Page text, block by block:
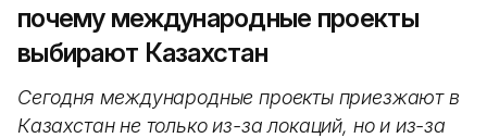
почему международные проекты
выбирают Казахстан
Сегодня международные проекты приезжают в
Казахстан не только из-за локаций, но и из-за